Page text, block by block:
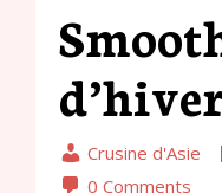
Crusine d'Asie
0 Comments